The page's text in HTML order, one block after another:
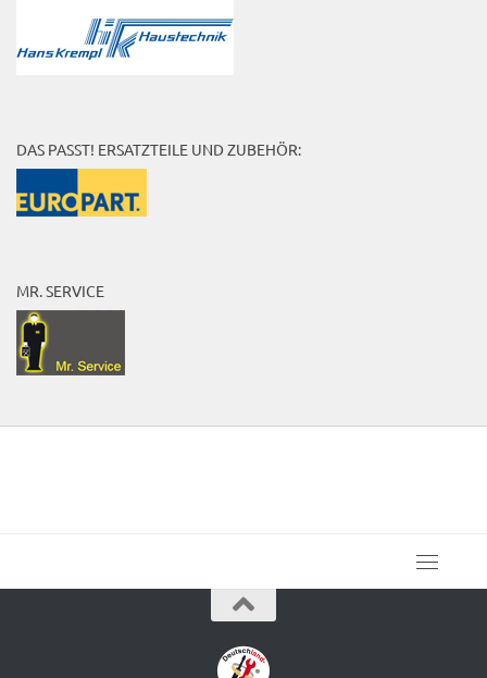
DAS PASST! ERSATZTEILE UND ZUBEHÖR:
MR. SERVICE